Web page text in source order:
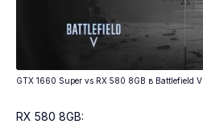
GTX 1660 Super vs RX 580 8GB в Battlefield V
RX 580 8GB: